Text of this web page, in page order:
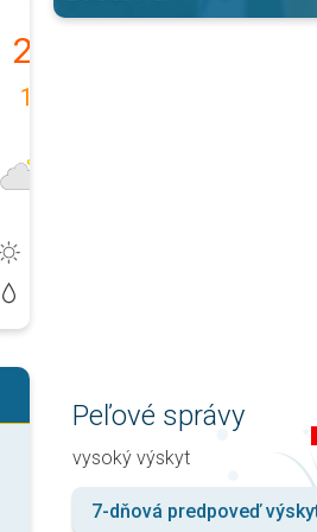
utorok 11. 08.
24
19
Peľové správy
vysoký výskyt
7-dňová predpoveď